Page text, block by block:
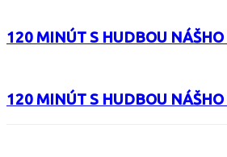
120 MINÚT S HUDBOU
120 MINÚT S HUDBOU